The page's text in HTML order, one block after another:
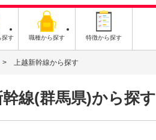
探す 職種から探す 特徴から探す
上越新幹線から探す
線(群馬県)から探す